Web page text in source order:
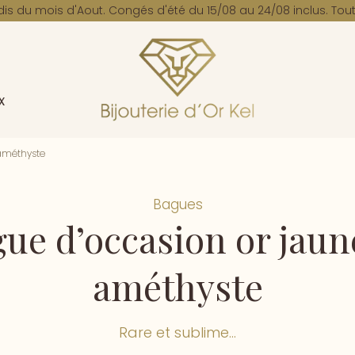
du mois d'Aout. Congés d'été du 15/08 au 24/08 inclus.
Bagues
d’occasion or
améthyste
Rare et sublime...